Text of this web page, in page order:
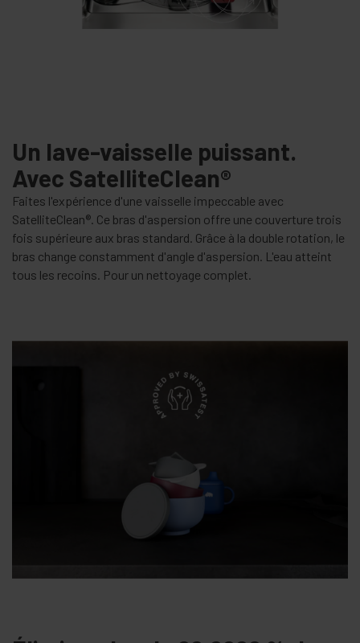
Un lave-vaisselle puissant.
Avec SatelliteClean®
Faites l'expérience d'une vaisselle impeccable avec
SatelliteClean®. Ce bras d'aspersion offre une couverture trois
fois supérieure aux bras standard. Grâce à la double rotation, le
bras change constamment d'angle d'aspersion. L'eau atteint
tous les recoins. Pour un nettoyage complet.